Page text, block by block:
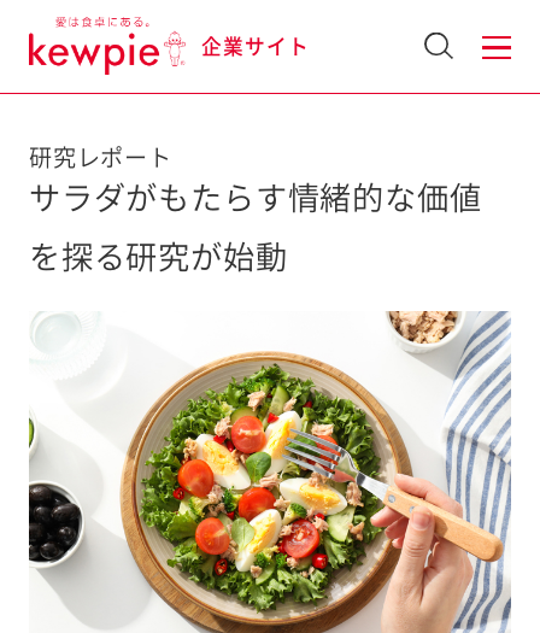
企業サイト
研究レポート
サラダがもたらす情緒的な価値
を探る研究が始動